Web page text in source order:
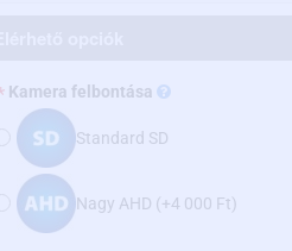
Kamera felbontása
Standard SD
Nagy AHD (+4 000 Ft)